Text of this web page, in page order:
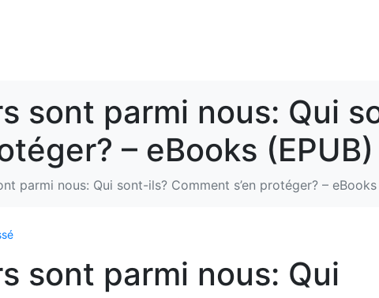
sont parmi nous: Qui
– eBooks (EPUB)
parmi nous: Qui sont-ils? Comment s’en protéger? – eBooks
sont parmi nous: Qui